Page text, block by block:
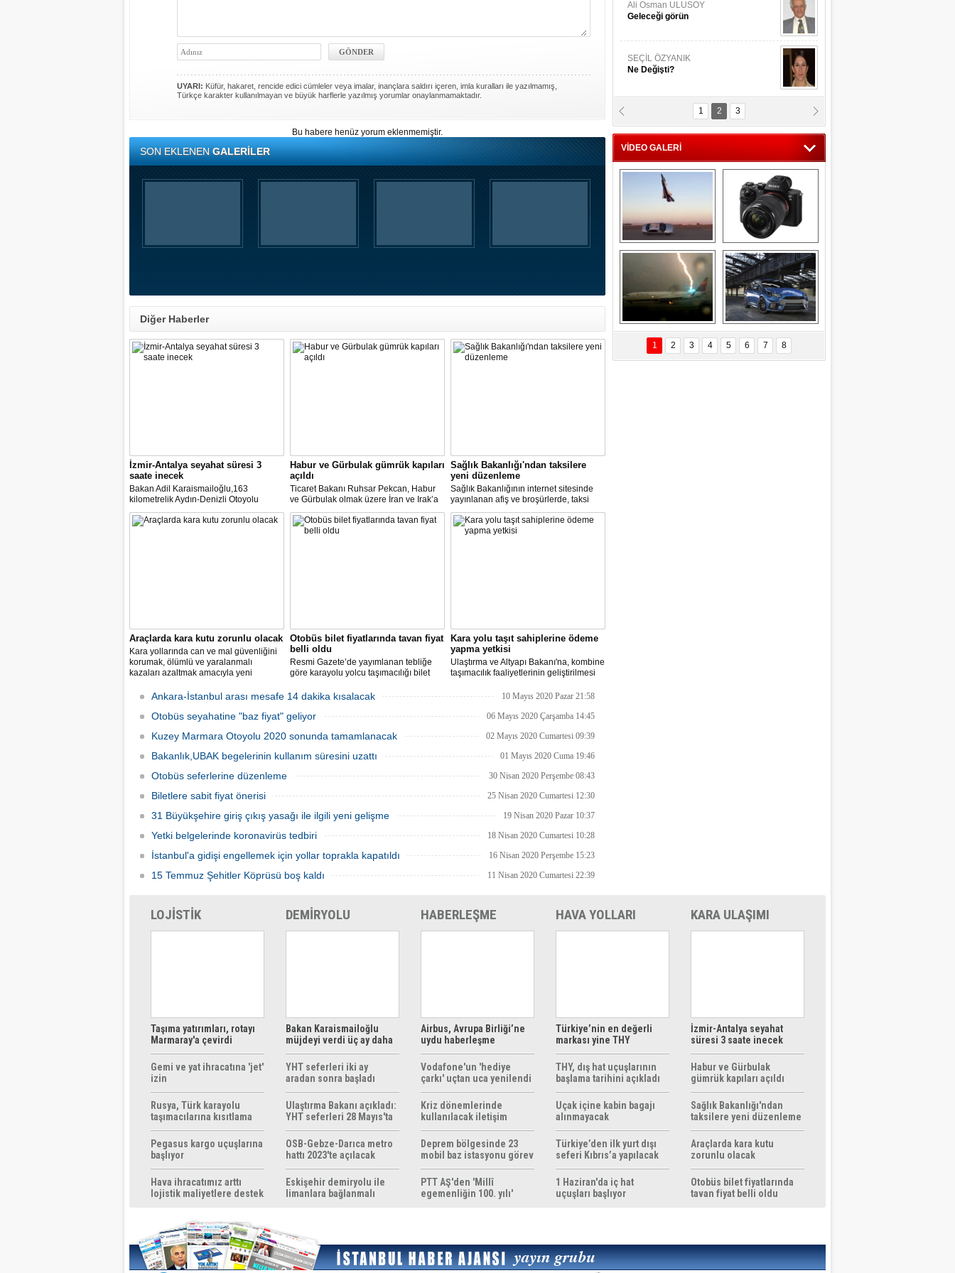
UYARI: Küfür, hakaret, rencide edici cümleler veya imalar, inançlara saldırı içeren, imla kuralları ile yazılmamış,
Türkçe karakter kullanılmayan ve büyük harflerle yazılmış yorumlar onaylanmamaktadır.
Bu habere henüz yorum eklenmemiştir.
SON EKLENENGALERİLER
Diğer Haberler
İzmir-Antalya seyahat süresi 3
saate inecek
Bakan Adil Karaismailoğlu,163
kilometrelik Aydın-Denizli Otoyolu
ayağının ihalesine 11 Haziran'da
çıkılacağını belirterek, "İzmir ile Antalya
Habur ve Gürbulak gümrük kapıları
açıldı
Ticaret Bakanı Ruhsar Pekcan, Habur
ve Gürbulak olmak üzere İran ve Irak’a
açılan gümrük kapılarının uluslararası
yük taşımacılığına yeniden açıldığını
duyurdu.
Sağlık Bakanlığı'ndan taksilere
yeni düzenleme
Sağlık Bakanlığının internet sitesinde
yayınlanan afiş ve broşürlerde, taksi
duraklarında uygulanması gereken
hijyen önlemleri ile şoför ve müşterilere
yönelik uyarılar yer aldı.
Araçlarda kara kutu zorunlu olacak
Kara yollarında can ve mal güvenliğini
korumak, ölümlü ve yaralanmalı
kazaları azaltmak amacıyla yeni
güvenlik sistemlerine ilişkin esaslar
Otobüs bilet fiyatlarında tavan fiyat
belli oldu
Resmi Gazete’de yayımlanan tebliğe
göre karayolu yolcu taşımacılığı bilet
kilometre mesafede taban yolcu
kilometre ve üzeri mesafede alınacak
Kara yolu taşıt sahiplerine ödeme
yapma yetkisi
Ulaştırma ve Altyapı Bakanı'na, kombine
taşımacılık faaliyetlerinin geliştirilmesi
kara yolu taşıtlarının sahiplerine döner
yetkisi verildi.
Ankara-İstanbul arası mesafe 14 dakika kısalacak 10 Mayıs 2020 Pazar 21:58
Otobüs seyahatine "baz fiyat" geliyor 06 Mayıs 2020 Çarşamba 14:45
Kuzey Marmara Otoyolu 2020 sonunda tamamlanacak 02 Mayıs 2020 Cumartesi 09:39
Bakanlık,UBAK begelerinin kullanım süresini uzattı 01 Mayıs 2020 Cuma 19:46
Otobüs seferlerine düzenleme 30 Nisan 2020 Perşembe 08:43
Biletlere sabit fiyat önerisi 25 Nisan 2020 Cumartesi 12:30
31 Büyükşehire giriş çıkış yasağı ile ilgili yeni gelişme 19 Nisan 2020 Pazar 10:37
Yetki belgelerinde koronavirüs tedbiri 18 Nisan 2020 Cumartesi 10:28
İstanbul'a gidişi engellemek için yollar toprakla kapatıldı 16 Nisan 2020 Perşembe 15:23
15 Temmuz Şehitler Köprüsü boş kaldı 11 Nisan 2020 Cumartesi 22:39
Ali Osman ULUSOY
Geleceği görün
SEÇİL ÖZYANIK
Ne Değişti?
MERİÇ KÖYATASI
Bayraksız Vatan !
1 2 3
VİDEO GALERİ
Savaş uçağı
pilotundan
muhteşem gösteri
Sony Alpha 7R II ön
inceleme
Delta uçağına
yıldırım çarptı
Ford Focus RS
(2015)
1 2 3 4 5 6 7 8
LOJİSTİK
Taşıma yatırımları, rotayı
Marmaray'a çevirdi
Gemi ve yat ihracatına 'jet'
izin
Rusya, Türk karayolu
taşımacılarına kısıtlama
getirebilir
Pegasus kargo uçuşlarına
başlıyor
Hava ihracatımız arttı
lojistik maliyetlere destek
DEMİRYOLU
Bakan Karaismailoğlu
müjdeyi verdi üç ay daha
ücretsiz
YHT seferleri iki ay
aradan sonra başladı
Ulaştırma Bakanı açıkladı:
YHT seferleri 28 Mayıs'ta
başlıyor
OSB-Gebze-Darıca metro
hattı 2023'te açılacak
Eskişehir demiryolu ile
limanlara bağlanmalı
HABERLEŞME
Airbus, Avrupa Birliği’ne
uydu haberleşme
çözümleri sunuyor
Vodafone'un 'hediye
çarkı' uçtan uca yenilendi
Kriz dönemlerinde
kullanılacak iletişim
yöntemleri rehberi
hazırlandı
Deprem bölgesinde 23
mobil baz istasyonu görev
yapıyor
PTT AŞ'den 'Millî
egemenliğin 100. yılı'
HAVA YOLLARI
Türkiye’nin en değerli
markası yine THY
THY, dış hat uçuşlarının
başlama tarihini açıkladı
Uçak içine kabin bagajı
alınmayacak
Türkiye’den ilk yurt dışı
seferi Kıbrıs’a yapılacak
1 Haziran'da iç hat
uçuşları başlıyor
KARA ULAŞIMI
İzmir-Antalya seyahat
süresi 3 saate inecek
Habur ve Gürbulak
gümrük kapıları açıldı
Sağlık Bakanlığı'ndan
taksilere yeni düzenleme
Araçlarda kara kutu
zorunlu olacak
Otobüs bilet fiyatlarında
tavan fiyat belli oldu